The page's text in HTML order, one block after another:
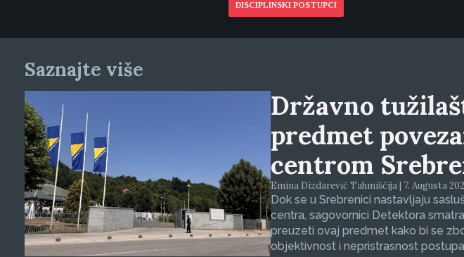
DISCIPLINSKI POSTUPCI
Saznajte više
Državno
predmet
centrom
Emina Dizdarević Tahmiščija | 7. Augusta
Dok se u Srebrenici nastavljaju
centra, sagovornici Detektora
preuzeti ovaj predmet kako bi se
objektivnost i nepristrasnost